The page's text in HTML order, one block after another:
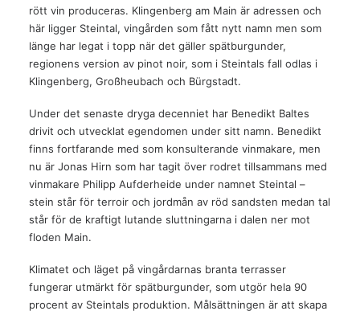
rött vin produceras. Klingenberg am Main är adressen och
här ligger Steintal, vingården som fått nytt namn men som
länge har legat i topp när det gäller spätburgunder,
regionens version av pinot noir, som i Steintals fall odlas i
Klingenberg, Großheubach och Bürgstadt.
Under det senaste dryga decenniet har Benedikt Baltes
drivit och utvecklat egendomen under sitt namn. Benedikt
finns fortfarande med som konsulterande vinmakare, men
nu är Jonas Hirn som har tagit över rodret tillsammans med
vinmakare Philipp Aufderheide under namnet Steintal –
stein står för terroir och jordmån av röd sandsten medan tal
står för de kraftigt lutande sluttningarna i dalen ner mot
floden Main.
Klimatet och läget på vingårdarnas branta terrasser
fungerar utmärkt för spätburgunder, som utgör hela 90
procent av Steintals produktion. Målsättningen är att skapa